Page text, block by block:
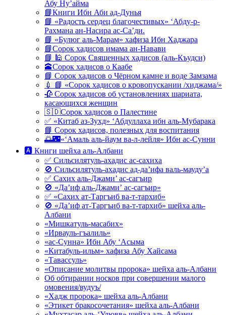
Абу Ну’айма
📘Книги Ибн Аби ад-Дунья
📘 «Радость сердец благочестивых» ‘Абду-р-
Рахмана ан-Насира ас-Са’ди.
📘 «Булюг аль-Марам» хафиза Ибн Хаджара
📘Сорок хадисов имама ан-Навави
📘 🕌 Сорок Священных хадисов (аль-Къудси)
🕋Сорок хадисов о Каабе
📘 Сорок хадисов о Чёрном камне и воде Замзама
💉 📘 «Сорок хадисов о кровопускании /хиджама/»
🥀 Сорок хадисов об установлениях шариата,
касающихся женщин
🇸🇩Сорок хадисов о Палестине
✅ «Китаб аз-Зухд» ‘Абдуллаха ибн аль-Мубарака
📘 Сорок хадисов, полезных для воспитания
🌅🌃«‘Амаль аль-йаум ва-л-лейля» Ибн ас-Сунни
🅰 Книги шейха аль-Албани
✅ Сильсилятуль-ахадис ас-сахиха
🚫 Сильсилятуль-ахадис ад-да’ифа валь-мауду’а
✅ Сахих аль-Джами’ ас-сагъир
🚫 «Да’иф аль-Джами’ ас-сагъир»
✅ «Сахих ат-Таргъиб ва-т-тархиб»
🚫 «Да’иф ат-Таргъиб ва-т-тархиб» шейха аль-
Албани
«Мишкатуль-масабих»
«Ирвауль-гъалиль»
«ас-Сунна» Ибн Абу ‘Асыма
«Китабуль-ильм» хафиза Абу Хайсама
«Тавассуль»
«Описание молитвы пророка» шейха аль-Албани
Об обтирании носков при совершении малого
омовения/вудуъ/
«Хадж пророка» шейха аль-Албани
«Этикет бракосочетания» шейха аль-Албани